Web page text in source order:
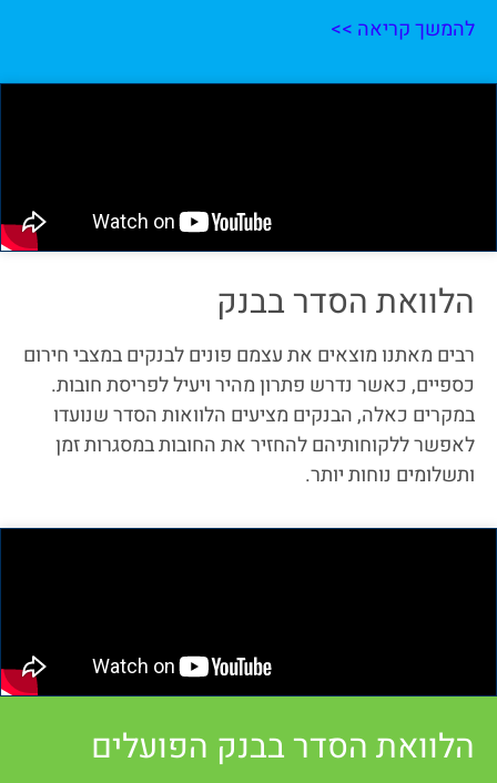
להמשך קריאה >>
הלוואת הסדר בבנק
רבים מאתנו מוצאים את עצמם פונים לבנקים במצבי חירום
כספיים, כאשר נדרש פתרון מהיר ויעיל לפריסת חובות.
במקרים כאלה, הבנקים מציעים הלוואות הסדר שנועדו
לאפשר ללקוחותיהם להחזיר את החובות במסגרות זמן
ותשלומים נוחות יותר.
הלוואת הסדר בבנק הפועלים